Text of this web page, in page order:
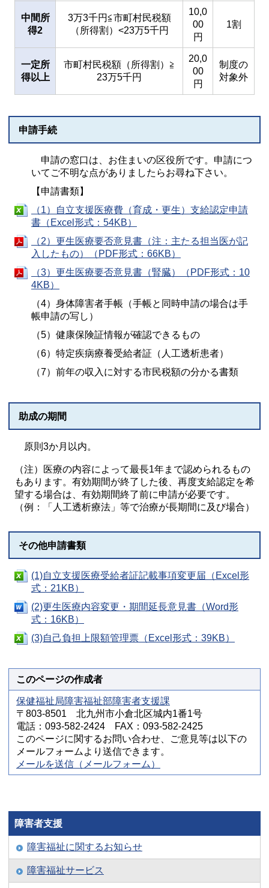
中間所
得2
3万3千円≦市町村民税額
（所得割）<23万5千円
10,0
00
円
1割
一定所
得以上
市町村民税額（所得割）≧
23万5千円
20,0
00
円
制度の
対象外
申請手続
申請の窓口は、お住まいの区役所です。申請につ
いてご不明な点がありましたらお尋ね下さい。
【申請書類】
（1）自立支援医療費（育成・更生）支給認定申請
書（Excel形式：54KB）
（2）更生医療要否意見書（注：主たる担当医が記
入したもの）（PDF形式：66KB）
（3）更生医療要否意見書（腎臓）（PDF形式：10
4KB）
（4）身体障害者手帳（手帳と同時申請の場合は手
帳申請の写し）
（5）健康保険証情報が確認できるもの
（6）特定疾病療養受給者証（人工透析患者）
（7）前年の収入に対する市民税額の分かる書類
助成の期間
原則3か月以内。
（注）医療の内容によって最長1年まで認められるもの
もあります。有効期間が終了した後、再度支給認定を希
望する場合は、有効期間終了前に申請が必要です。
（例：「人工透析療法」等で治療が長期間に及び場合）
その他申請書類
(1)自立支援医療受給者証記載事項変更届（Excel形
式：21KB）
(2)更生医療内容変更・期間延長意見書（Word形
式：16KB）
(3)自己負担上限額管理票（Excel形式：39KB）
このページの作成者
保健福祉局障害福祉部障害者支援課
〒803-8501 北九州市小倉北区城内1番1号
電話：093-582-2424 FAX：093-582-2425
このページに関するお問い合わせ、ご意見等は以下の
メールフォームより送信できます。
メールを送信（メールフォーム）
障害者支援
障害福祉に関するお知らせ
障害福祉サービス